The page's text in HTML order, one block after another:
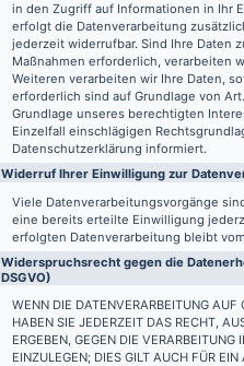
in den Zugriff auf Informationen in Ihr
erfolgt die Datenverarbeitung
jederzeit widerrufbar. Sind Ihre Daten
Maßnahmen erforderlich, verarbeiten
Weiteren verarbeiten wir Ihre Daten,
erforderlich sind auf Grundlage von
Grundlage unseres berechtigten
Einzelfall einschlägigen
Datenschutzerklärung informiert.
Widerruf Ihrer Einwilligung zur
Viele Datenverarbeitungsvorgänge
eine bereits erteilte Einwilligung
erfolgten Datenverarbeitung bleibt
Widerspruchsrecht gegen die
DSGVO)
WENN DIE DATENVERARBEITUNG
HABEN SIE JEDERZEIT DAS RECHT,
ERGEBEN, GEGEN DIE
EINZULEGEN; DIES GILT AUCH FÜR